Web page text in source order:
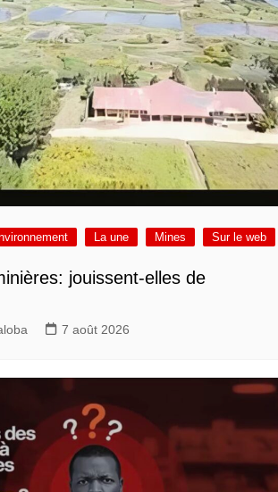
La une Mines Sur le web
jouissent-elles de
7 août 2026